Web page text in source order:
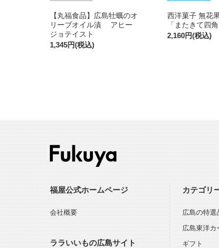
【丸福食品】広島牡蠣のオ
リーブオイル漬 アヒー
ジョテイスト
1,345円(税込)
西洋菓子 無花
「またきて四
2,160円(税込)
福屋公式ホームページ
会社概要
ララいいもの広島サイト
カテゴリ
広島の特選
広島東洋カ
ギフト